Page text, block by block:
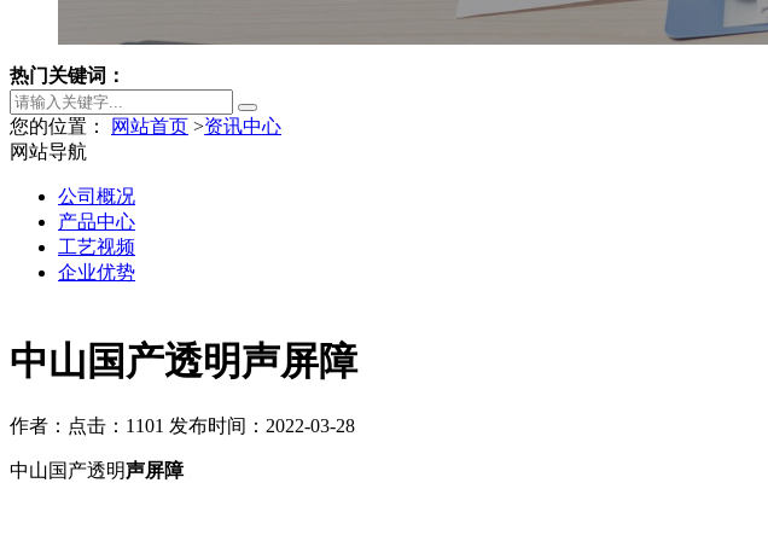
热门关键词：
您的位置： 网站首页 >资讯中心
中山国产透明声屏障
作者： 点击：1101 发布时间：2022-03-28
中山国产透明声屏障
网站导航
公司概况
产品中心
工艺视频
企业优势